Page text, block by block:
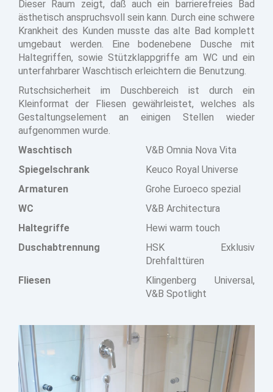
Dieser Raum zeigt, daß auch ein barrierefreies Bad
ästhetisch anspruchsvoll sein kann. Durch eine schwere
Krankheit des Kunden musste das alte Bad komplett
umgebaut werden. Eine bodenebene Dusche mit
Haltegriffen, sowie Stützklappgriffe am WC und ein
unterfahrbarer Waschtisch erleichtern die Benutzung.
Rutschsicherheit im Duschbereich ist durch ein
Kleinformat der Fliesen gewährleistet, welches als
Gestaltungselement an einigen Stellen wieder
aufgenommen wurde.
Waschtisch
V&B Omnia Nova Vita
Spiegelschrank
Keuco Royal Universe
Armaturen
Grohe Euroeco spezial
WC
V&B Architectura
Haltegriffe
Hewi warm touch
Duschabtrennung
HSK Exklusiv
Drehfalttüren
Fliesen
Klingenberg Universal,
V&B Spotlight